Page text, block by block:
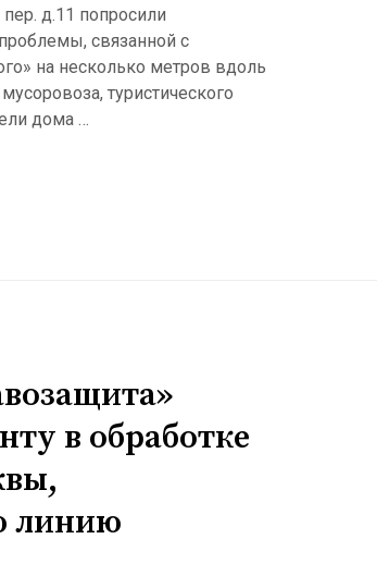
д.11 попросили
связанной с
на несколько метров вдоль
туристического
дома …
в обработке
линию